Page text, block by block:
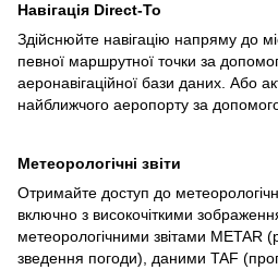
Навігація Direct-To
Здійснюйте навігацію напряму до
певної маршрутної точки за
аеронавігаційної бази даних. Або
найближчого аеропорту за
Метеорологічні звіти
Отримайте доступ до
включно з високочіткими
метеорологічними звітами METAR
зведення погоди), даними TAF